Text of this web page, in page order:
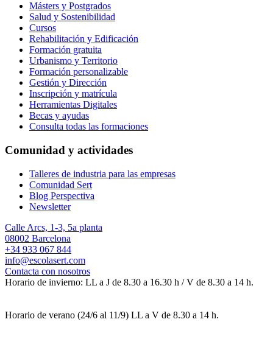
Másters y Postgrados
Salud y Sostenibilidad
Cursos
Rehabilitación y Edificación
Formación gratuita
Urbanismo y Territorio
Formación personalizable
Gestión y Dirección
Inscripción y matrícula
Herramientas Digitales
Becas y ayudas
Consulta todas las formaciones
Comunidad y actividades
Talleres de industria para las empresas
Comunidad Sert
Blog Perspectiva
Newsletter
Calle Arcs, 1-3, 5a planta
08002 Barcelona
+34 933 067 844
info@escolasert.com
Contacta con nosotros
Horario de invierno: LL a J de 8.30 a 16.30 h / V de 8.30 a 14 h.
Horario de verano (24/6 al 11/9) LL a V de 8.30 a 14 h.